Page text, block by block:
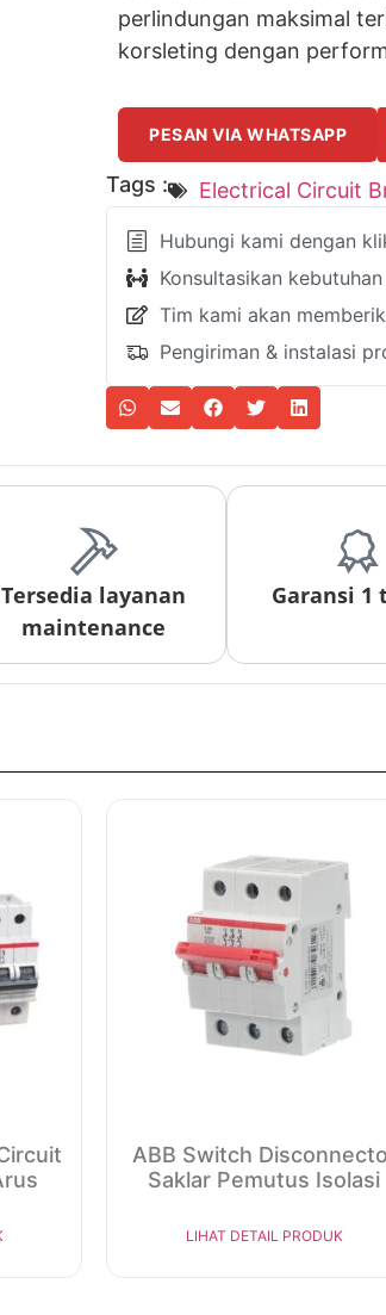
perlindungan maksimal
korsleting dengan
PESAN VIA WHATSAPP
Tags :
Electrical Circuit
Hubungi kami dengan
Konsultasikan
Tim kami akan
Pengiriman & instalasi
Tersedia layanan
maintenance
Garansi 1
ABB Switch
Saklar Pemutus Isolasi
LIHAT DETAIL PRODUK